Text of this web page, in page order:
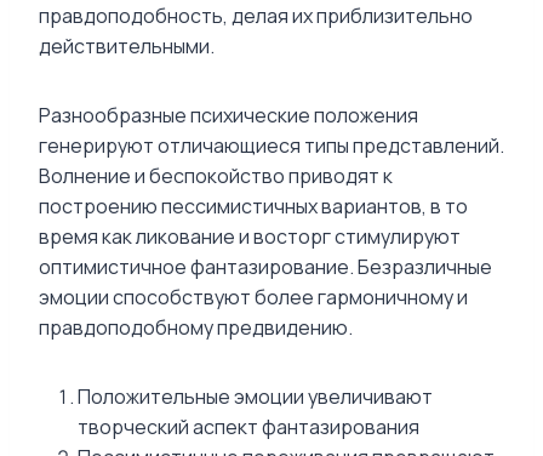
правдоподобность, делая их приблизительно
действительными.
Разнообразные психические положения
генерируют отличающиеся типы представлений.
Волнение и беспокойство приводят к
построению пессимистичных вариантов, в то
время как ликование и восторг стимулируют
оптимистичное фантазирование. Безразличные
эмоции способствуют более гармоничному и
правдоподобному предвидению.
Положительные эмоции увеличивают
творческий аспект фантазирования